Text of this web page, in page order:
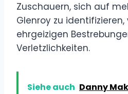
Zuschauern, sich auf
Glenroy zu identifizieren,
ehrgeizigen
Verletzlichkeiten.
Siehe auch Danny